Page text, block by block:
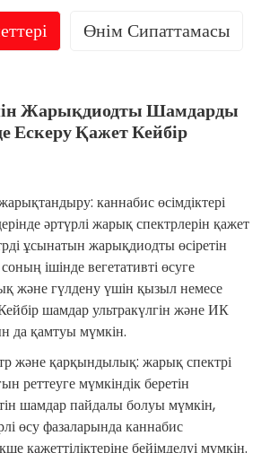
Өнім Сипаттамасы
Жарықдиодты Шамдарды
Ескеру Қажет Кейбір
каннабис өсімдіктері
әртүрлі жарық спектрлерін қажет
ұсынатын жарықдиодты өсіретін
ішінде вегетативті өсуге
және гүлдену үшін қызыл немесе
шамдар ультракүлгін және ИК
да қамтуы мүмкін.
және қарқындылық: жарық спектрі
реттеуге мүмкіндік беретін
шамдар пайдалы болуы мүмкін,
өсу фазаларында каннабис
қажеттіліктеріне бейімделуі мүмкін.